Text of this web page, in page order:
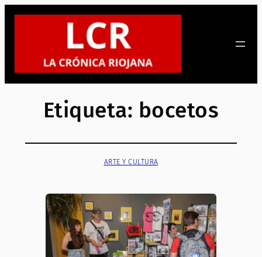
Saltar
Etiqueta: bocetos
ARTE Y CULTURA